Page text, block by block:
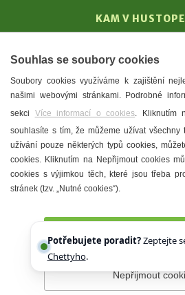
KAM V
T. G. Masaryk
Mandloně
Ubytování
Restaurace
Městské muzeum
Denní
Prohlášení o přístupnosti Správce
Souhlas se soubory cookies
Soubory cookies využíváme k zajištění
našimi webovými stránkami. Podrobné
sekci Více informací o cookies. Kliknutím
souhlasíte s tím, že můžeme užívat všechny
užívání pouze některých typů cookies,
cookies. Kliknutím na Nepřijmout cookies
cookies s výjimkou těch, které jsou třeba
stránek (tzv. „Nutné cookies“).
Nepřijmout
Potřebujete poradit?Zeptejte
Chettyho.